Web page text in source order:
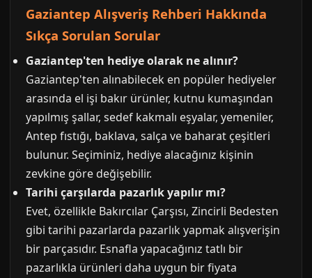
Gaziantep Alışveriş Rehberi Hakkında
Sıkça Sorulan Sorular
Gaziantep'ten hediye olarak ne alınır?
Gaziantep'ten alınabilecek en popüler hediyeler
arasında el işi bakır ürünler, kutnu kumaşından
yapılmış şallar, sedef kakmalı eşyalar, yemeniler,
Antep fıstığı, baklava, salça ve baharat çeşitleri
bulunur. Seçiminiz, hediye alacağınız kişinin
zevkine göre değişebilir.
Tarihi çarşılarda pazarlık yapılır mı?
Evet, özellikle Bakırcılar Çarşısı, Zincirli Bedesten
gibi tarihi pazarlarda pazarlık yapmak alışverişin
bir parçasıdır. Esnafla yapacağınız tatlı bir
pazarlıkla ürünleri daha uygun bir fiyata